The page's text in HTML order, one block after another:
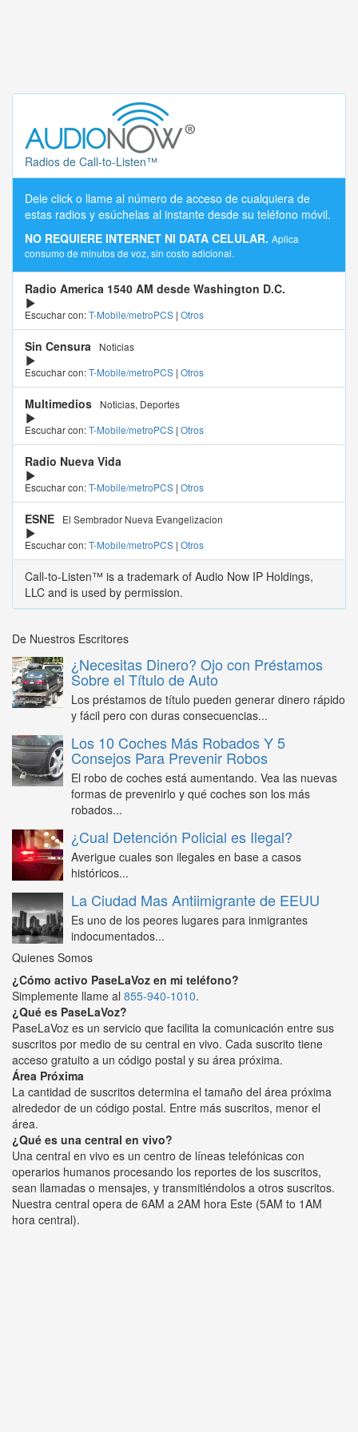
Radios de Call-to-Listen™
Dele click o llame al número de acceso de cualquiera de
estas radios y esúchelas al instante desde su teléfono móvil.
NO REQUIERE INTERNET NI DATA CELULAR. Aplica
consumo de minutos de voz, sin costo adicional.
Radio America 1540 AM desde Washington D.C.
Escuchar con:T-Mobile/metroPCS | Otros
Sin Censura
Noticias
Escuchar con:T-Mobile/metroPCS | Otros
Multimedios
Noticias, Deportes
Escuchar con:T-Mobile/metroPCS | Otros
Radio Nueva Vida
Escuchar con:T-Mobile/metroPCS | Otros
ESNE
El Sembrador Nueva Evangelizacion
Escuchar con:T-Mobile/metroPCS | Otros
Call-to-Listen™ is a trademark of Audio Now IP Holdings,
LLC and is used by permission.
De Nuestros Escritores
¿Necesitas Dinero? Ojo con Préstamos
Sobre el Título de Auto
Los préstamos de título pueden generar dinero rápido
y fácil pero con duras consecuencias...
Los 10 Coches Más Robados Y 5
Consejos Para Prevenir Robos
El robo de coches está aumentando. Vea las nuevas
formas de prevenirlo y qué coches son los más
robados...
¿Cual Detención Policial es Ilegal?
Averigue cuales son ilegales en base a casos
históricos...
La Ciudad Mas Antiimigrante de EEUU
Es uno de los peores lugares para inmigrantes
indocumentados...
Quienes Somos
¿Cómo activo PaseLaVoz en mi teléfono?
Simplemente llame al 855-940-1010.
¿Qué es PaseLaVoz?
PaseLaVoz es un servicio que facilita la comunicación entre sus
suscritos por medio de su central en vivo. Cada suscrito tiene
acceso gratuito a un código postal y su área próxima.
Área Próxima
La cantidad de suscritos determina el tamaño del área próxima
alrededor de un código postal. Entre más suscritos, menor el
área.
¿Qué es una central en vivo?
Una central en vivo es un centro de líneas telefónicas con
operarios humanos procesando los reportes de los suscritos,
sean llamadas o mensajes, y transmitiéndolos a otros suscritos.
Nuestra central opera de 6AM a 2AM hora Este (5AM to 1AM
hora central).